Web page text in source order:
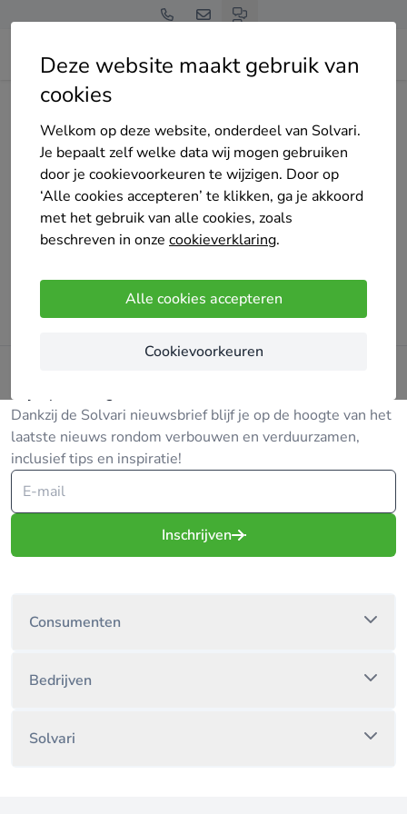
Deze website maakt gebruik van
cookies
Welkom op deze website, onderdeel van Solvari.
Je bepaalt zelf welke data wij mogen gebruiken
door je cookievoorkeuren te wijzigen. Door op
‘Alle cookies accepteren’ te klikken, ga je akkoord
met het gebruik van alle cookies, zoals
beschreven in onze cookieverklaring.
Alle cookies accepteren
Cookievoorkeuren
Home Bedrijven overzicht
Oeps!
Er ging iets mis bij het laden van de pagina. Probeer het
Probeer opnieuw
Blijf op de hoogte!
Dankzij de Solvari nieuwsbrief blijf je op de hoogte van het
laatste nieuws rondom verbouwen en verduurzamen,
inclusief tips en inspiratie!
Inschrijven
Consumenten
Bedrijven
Solvari